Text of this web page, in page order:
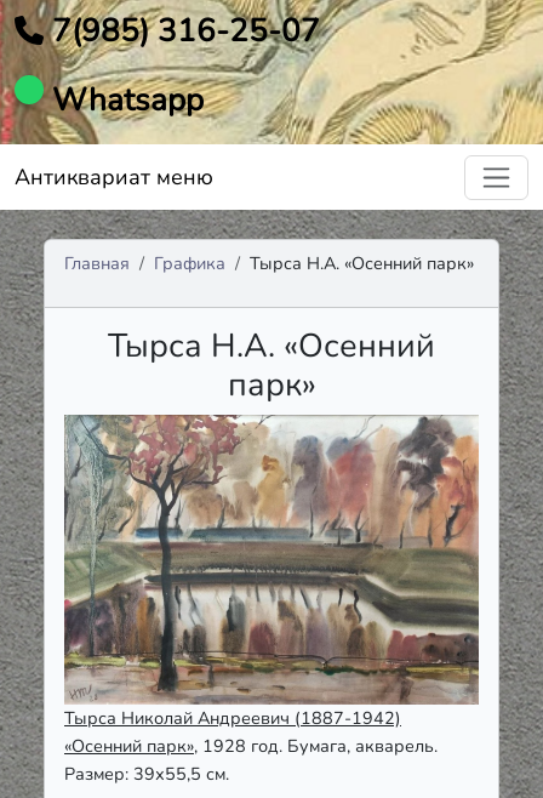
7(985) 316-25-07
Whatsapp
Антиквариат меню
Главная Графика Тырса Н.А. «Осенний парк»
Тырса Н.А. «Осенний
парк»
Тырса Николай Андреевич (1887-1942)
«Осенний парк», 1928 год. Бумага, акварель.
Размер: 39х55,5 см.